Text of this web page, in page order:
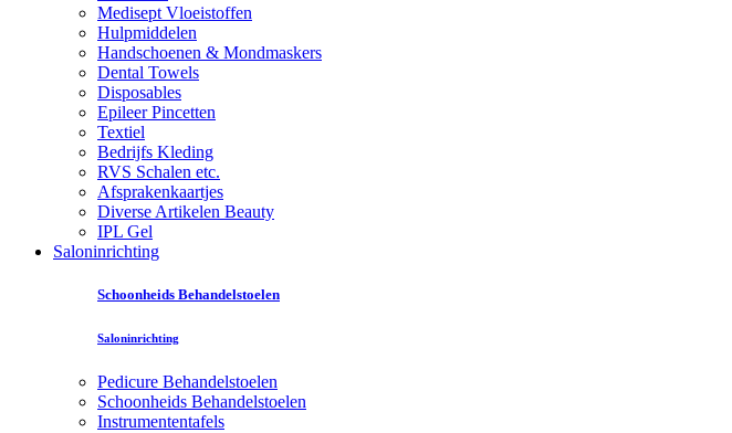
Medisept Vloeistoffen
Hulpmiddelen
Handschoenen & Mondmaskers
Dental Towels
Disposables
Epileer Pincetten
Textiel
Bedrijfs Kleding
RVS Schalen etc.
Afsprakenkaartjes
Diverse Artikelen Beauty
IPL Gel
Saloninrichting
Schoonheids Behandelstoelen
Saloninrichting
Pedicure Behandelstoelen
Schoonheids Behandelstoelen
Instrumententafels